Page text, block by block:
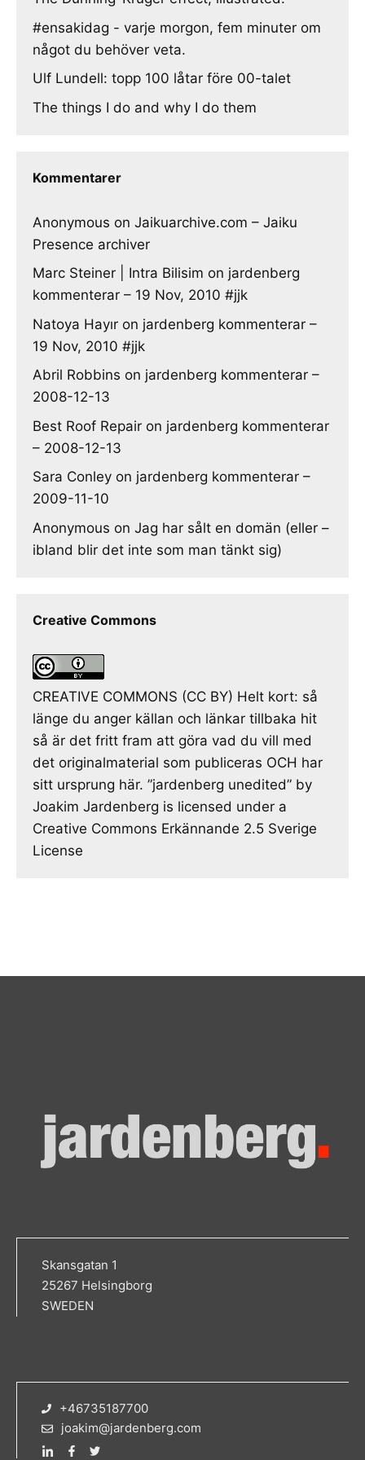
#ensakidag - varje morgon, fem minuter om
något du behöver veta.
Ulf Lundell: topp 100 låtar före 00-talet
The things I do and why I do them
Kommentarer
Anonymous on Jaikuarchive.com – Jaiku
Presence archiver
Marc Steiner | Intra Bilisim on jardenberg
kommenterar – 19 Nov, 2010 #jjk
Natoya Hayır on jardenberg kommenterar –
19 Nov, 2010 #jjk
Abril Robbins on jardenberg kommenterar –
2008-12-13
Best Roof Repair on jardenberg kommenterar
– 2008-12-13
Sara Conley on jardenberg kommenterar –
2009-11-10
Anonymous on Jag har sålt en domän (eller –
ibland blir det inte som man tänkt sig)
Creative Commons
CREATIVE COMMONS (CC BY) Helt kort: så
länge du anger källan och länkar tillbaka hit
så är det fritt fram att göra vad du vill med
det originalmaterial som publiceras OCH har
sitt ursprung här. ”jardenberg unedited” by
Joakim Jardenberg is licensed under a
Creative Commons Erkännande 2.5 Sverige
License
Skansgatan 1
25267 Helsingborg
SWEDEN
+46735187700
joakim@jardenberg.com